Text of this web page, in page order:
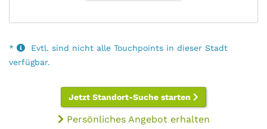
*
Evtl. sind nicht alle Touchpoints in dieser Stadt
verfügbar.
Jetzt Standort-Suche starten
Persönliches Angebot erhalten